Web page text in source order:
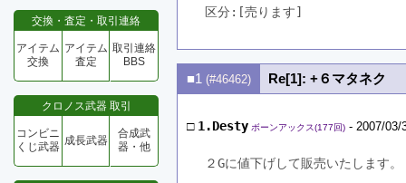
交換・査定・取引連絡
アイテム
交換
アイテム
査定
取引連絡
BBS
クロノス武器 取引
コンビニ
くじ武器 成長武器
合成武
器・他
区分:[売ります]
■1 (#46462) Re[1]: +６マタネク
□ 1.Desty ボーンアックス(177回) - 2007/03/
２Gに値下げして販売いたします。